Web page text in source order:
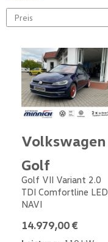
Volkswagen
Golf
Golf VII Variant 2.0
TDI Comfortline LED
NAVI
14.979,00 €